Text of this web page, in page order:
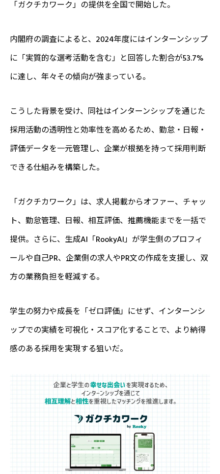
「ガクチカワーク」の提供を全国で開始した。
内閣府の調査によると、2024年度にはインターンシップ
に「実質的な選考活動を含む」と回答した割合が53.7%
に達し、年々その傾向が強まっている。
こうした背景を受け、同社はインターンシップを通じた
採用活動の透明性と効率性を高めるため、勤怠・日報・
評価データを一元管理し、企業が根拠を持って採用判断
できる仕組みを構築した。
「ガクチカワーク」は、求人掲載からオファー、チャッ
ト、勤怠管理、日報、相互評価、推薦機能までを一括で
提供。さらに、生成AI「RookyAI」が学生側のプロフィ
ールや自己PR、企業側の求人やPR文の作成を支援し、双
方の業務負担を軽減する。
学生の努力や成長を「ゼロ評価」にせず、インターンシ
ップでの実績を可視化・スコア化することで、より納得
感のある採用を実現する狙いだ。